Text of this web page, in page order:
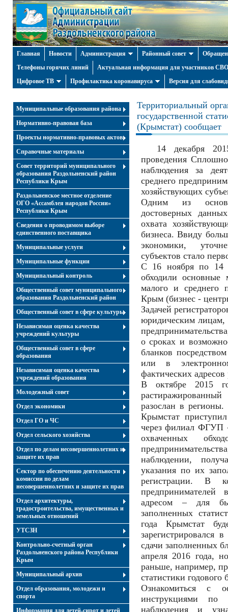
Главная Новости Администрация Районный совет
Телефоны горячих линий
Актуальная информация для участников СВО
Цифровое ТВ
Профилактика коронавируса Версия для
Муниципальные образования района
Нормативно-правовая база
Проекты нормативно-правовых актов
Справочные материалы
Совет территорий муниципального
образования Раздольненский район
Республики Крым
Раздольненское местное отделение
ОГО «Ассамблея народов России»
Республики Крым
Cведения о проводимом выборе
единственного поставщика
Муниципальные услуги
Муниципальные функции
Муниципальный контроль
Общественный совет муниципального
образования Раздольненский район
Общественный совет в сфере культуры
Независимая оценка качества
учреждений культуры
Общественный совет в сфере
образования
Независимая оценка качества
учреждений образования
Молодежный совет
Отдел экономики
Отдел ГО и ЧС
Отдел сельского хозяйства
Отдел по делам несовершеннолетних и
защите их прав
Сектор по обеспечению деятельности
комиссии по делам
несовершеннолетних и защите их прав
Отдел архитектуры,
градостроительства, имущественных и
земельных отношений
УТСЗН
Контрольно-счетный орган
Раздольненского района Республики
Крым
Муниципальный архив
Отдел образования, молодежи и
спорта
Информация для детей-сирот и детей
Территориальный
государственной
(Крымстат) сообщает
14 декабря
проведения
наблюдения за
среднего
хозяйствующих
Одним из
достоверных
охвата
бизнеса. Ввиду
экономики,
субъектов стало
С 16 ноября по 14
обходили основные
малого и среднего
Крым (бизнес -
Задачей
юридическим лицам,
о сроках и
бланков
или в
фактических
В октябре 2015
разослан в
Крымстат
через филиал ФГУП
охваченных
наблюдении,
указания по их
регистрации. В
адресом – для
заполненных
года Крымстат
зарегистрировался
сдачи заполненных
апреля 2016 года,
раньше, например,
статистики годового
Ознакомиться с
инструкциями по
наблюдения и